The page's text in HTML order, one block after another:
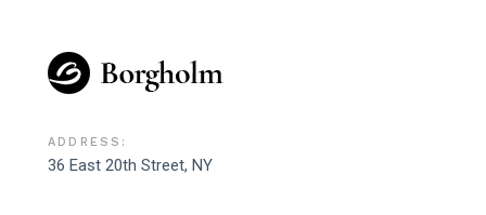
ADDRESS:
36 East 20th Street, NY